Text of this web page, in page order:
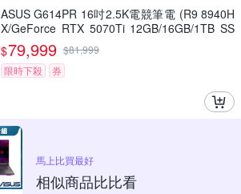
ASUS G614PR 16吋2.5K電競筆電 (R9 8940H
X/GeForce RTX 5070Ti 12GB/16GB/1TB SS
D/幻潮黑/ROG Strix G16)
$79,999 $81,999
限時下殺
券
馬上比買最好
相似商品比比看